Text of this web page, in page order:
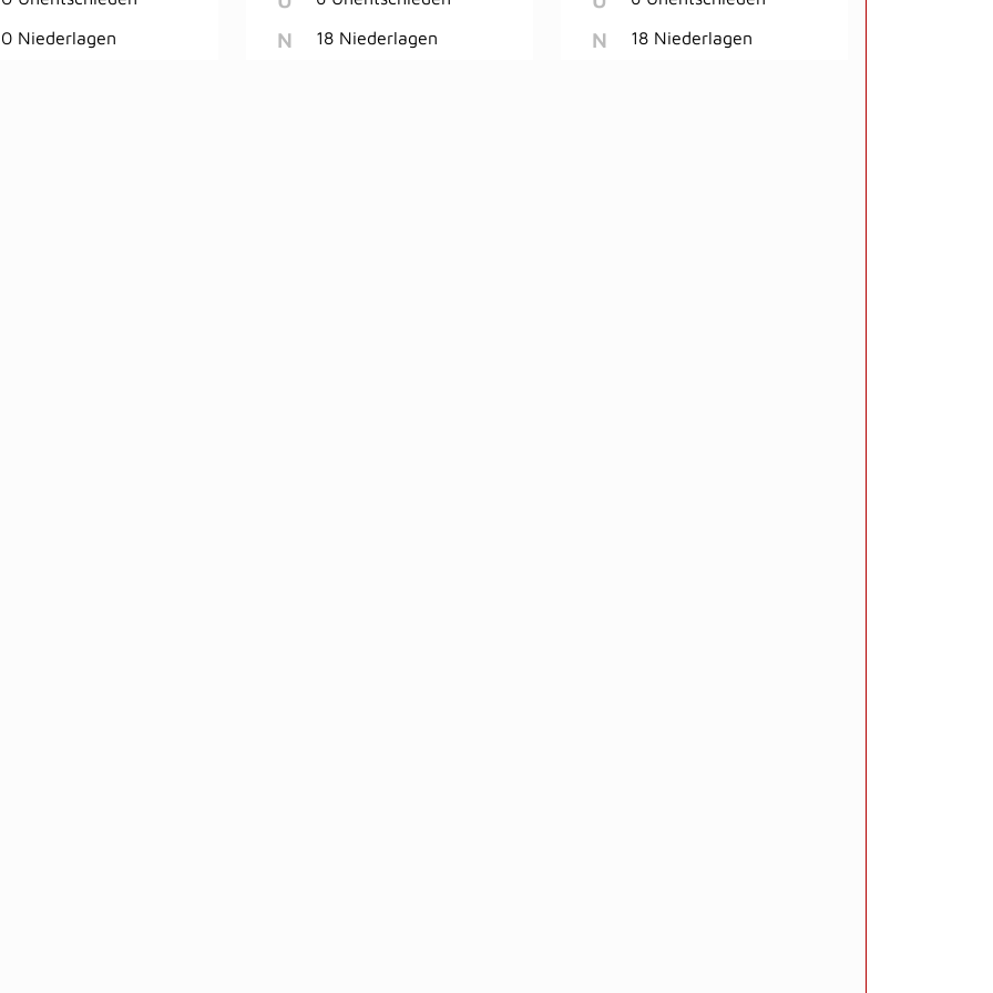
0 Niederlagen
N 18 Niederlagen N 18 Niederlagen